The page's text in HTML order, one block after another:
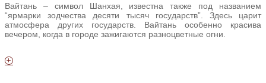
Вайтань – символ Шанхая, известна также под названием
“ярмарки зодчества десяти тысяч государств”. Здесь царит
атмосфера других государств. Вайтань особенно красива
вечером, когда в городе зажигаются разноцветные огни.